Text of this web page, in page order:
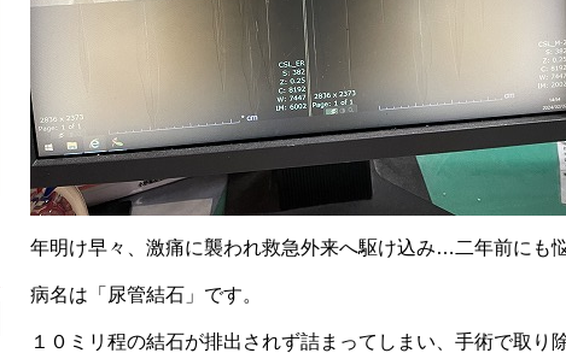
年明け早々、激痛に襲われ救急外来へ駆け込み…二年前にも
病名は「尿管結石」です。
１０ミリ程の結石が排出されず詰まってしまい、手術で取り